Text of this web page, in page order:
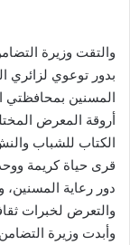
والتقت وزيرة
بدور توعوي لزائري
المسنين بمحافظتي
أروقة المعرض
الكتاب للشباب
قرى حياة كريمة
دور رعاية
والتعرض لخبرات
وأبدت وزيرة